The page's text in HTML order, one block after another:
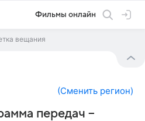
Фильмы онлайн
вещания
(Сменить регион)
передач –